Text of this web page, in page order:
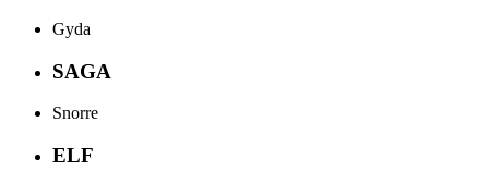
Gyda
SAGA
Snorre
ELF